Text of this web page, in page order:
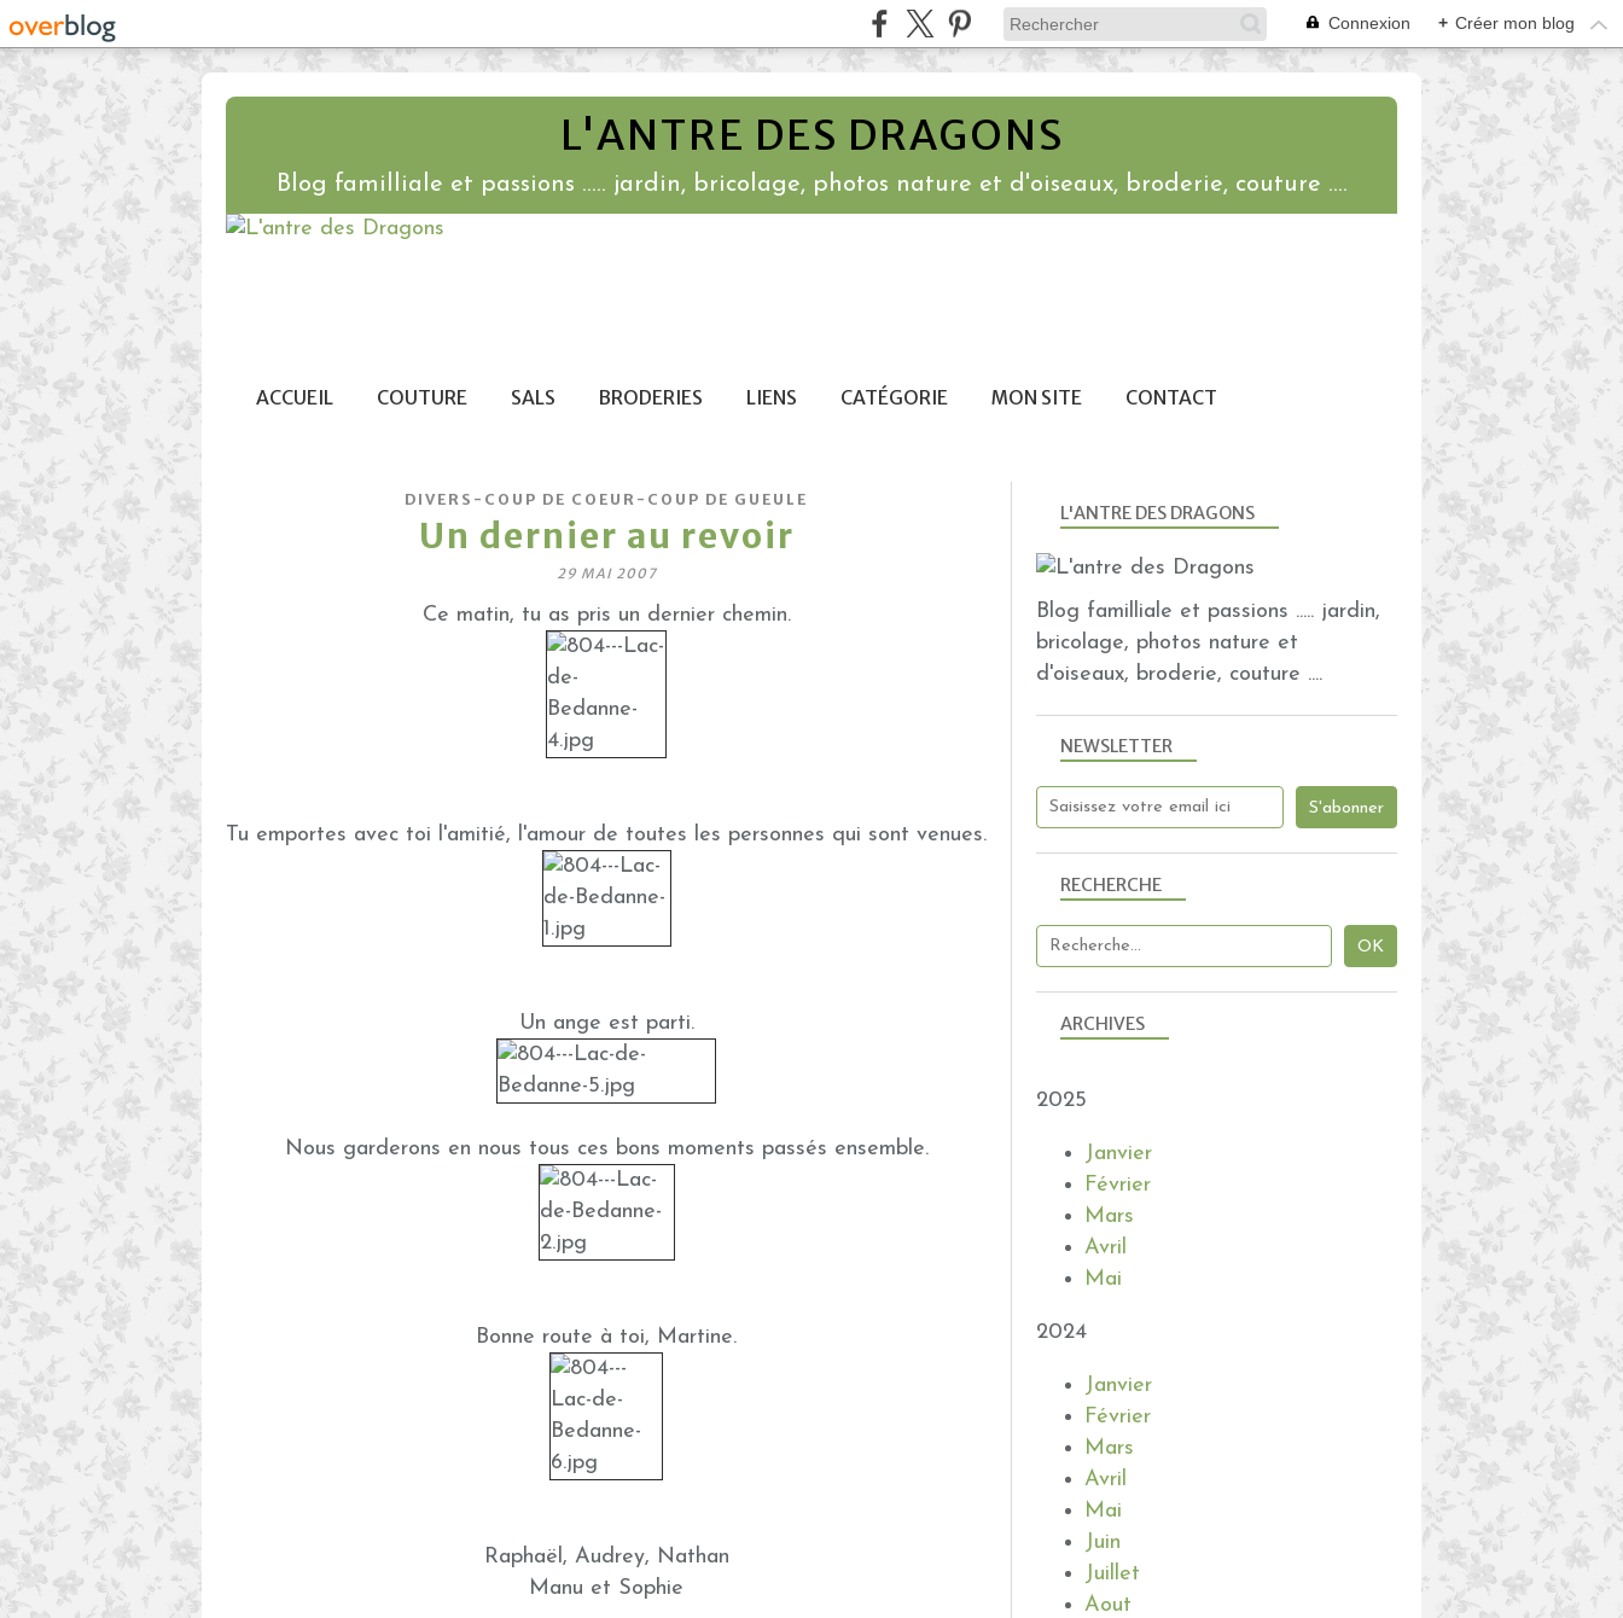
Connexion + Créer mon blog
L'ANTRE DES DRAGONS
Blog familliale et passions ..... jardin, bricolage, photos nature et d'oiseaux, broderie, couture ....
ACCUEIL COUTURE SALS BRODERIES LIENS CATÉGORIE MON SITE CONTACT
DIVERS-COUP DE COEUR-COUP DE GUEULE
Un dernier au revoir
29 MAI 2007
Ce matin, tu as pris un dernier chemin.
Tu emportes avec toi l'amitié, l'amour de toutes les personnes qui sont venues.
Un ange est parti.
Nous garderons en nous tous ces bons moments passés ensemble.
Bonne route à toi, Martine.
Raphaël, Audrey, Nathan
Manu et Sophie
NEWSLETTER
RECHERCHE
L'ANTRE DES DRAGONS
Blog familliale et passions ..... jardin,
bricolage, photos nature et
d'oiseaux, broderie, couture ....
ARCHIVES
2025
Janvier
Février
Mars
Avril
Mai
2024
Janvier
Février
Mars
Avril
Mai
Juin
Juillet
Aout